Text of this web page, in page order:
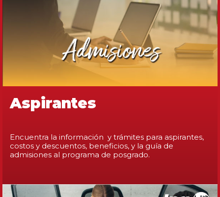
Aspirantes
Encuentra la información y trámites para aspirantes,
costos y descuentos, beneficios, y la guía de
admisiones al programa de posgrado.